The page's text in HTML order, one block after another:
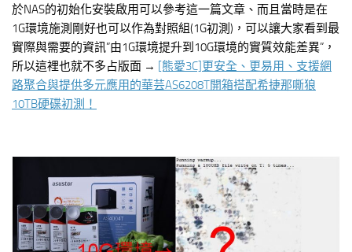
於NAS的初始化安裝啟用可以參考這一篇文章、而且當時是在
1G環境施測剛好也可以作為對照組(1G初測)，可以讓大家看到最
實際與需要的資訊”由1G環境提升到10G環境的實質效能差異”，
所以這裡也就不多占版面 → [熊愛3C]更安全、更易用、支援網
路聚合與提供多元應用的華芸AS6208T開箱搭配希捷那嘶狼
10TB硬碟初測！